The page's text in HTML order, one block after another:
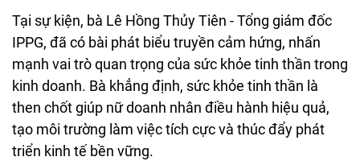
Tại sự kiện, bà Lê Hồng Thủy Tiên - Tổng giám đốc
IPPG, đã có bài phát biểu truyền cảm hứng, nhấn
mạnh vai trò quan trọng của sức khỏe tinh thần trong
kinh doanh. Bà khẳng định, sức khỏe tinh thần là
then chốt giúp nữ doanh nhân điều hành hiệu quả,
tạo môi trường làm việc tích cực và thúc đẩy phát
triển kinh tế bền vững.